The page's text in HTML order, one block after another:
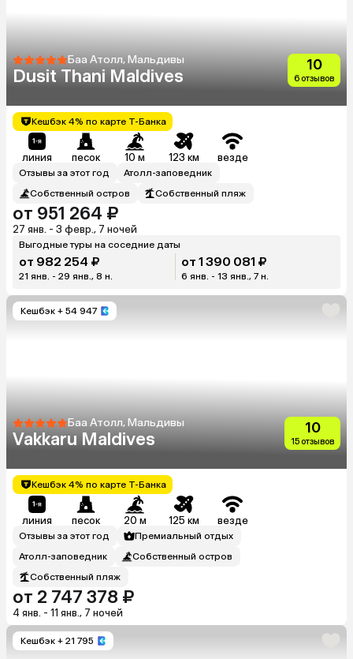
Баа Атолл, Мальдивы
Dusit Thani Maldives
10
6 отзывов
Кешбэк 4% по карте Т-Банка
линия песок 10 м 123 км везде
Отзывы за этот год
Атолл-заповедник
Собственный остров
Собственный пляж
от 951 264 ₽
27 янв. - 3 февр., 7 ночей
Выгодные туры на соседние даты
от 982 254 ₽
21 янв. - 29 янв., 8 н.
от 1 390 081 ₽
6 янв. - 13 янв., 7 н.
Кешбэк + 54 947
Баа Атолл, Мальдивы
Vakkaru Maldives
10
15 отзывов
Кешбэк 4% по карте Т-Банка
линия песок 20 м 125 км везде
Отзывы за этот год
Премиальный отдых
Атолл-заповедник
Собственный остров
Собственный пляж
от 2 747 378 ₽
4 янв. - 11 янв., 7 ночей
Кешбэк + 21 795